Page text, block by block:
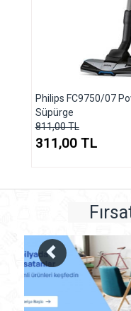
FC9750/07 PowerPro
TL